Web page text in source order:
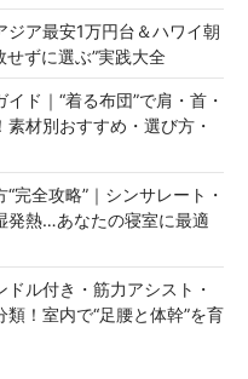
ジア最安1万円台＆ハワイ朝
ずに選ぶ”実践大全
ド｜“着る布団”で肩・首・
材別おすすめ・選び方・
完全攻略”｜シンサレート・
発熱…あなたの寝室に最適
ドル付き・筋力アシスト・
！室内で“足腰と体幹”を育